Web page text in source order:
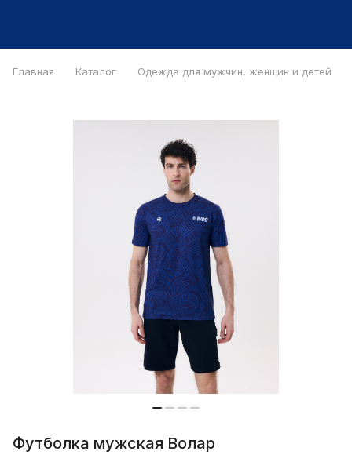
Главная Каталог Одежда для мужчин, женщин и детей
Футболка мужская Волар